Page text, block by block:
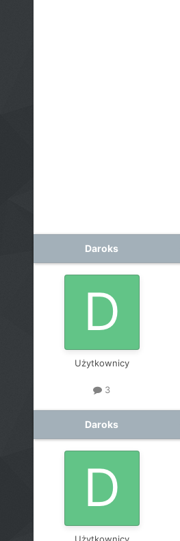
Daroks
Użytkownicy
3
Daroks